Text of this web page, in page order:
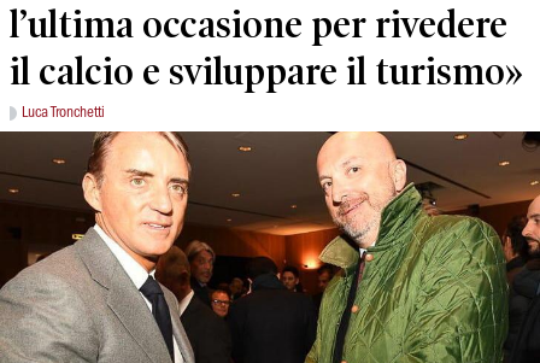
l’ultima occasione per rivedere
il calcio e sviluppare il turismo»
Luca Tronchetti